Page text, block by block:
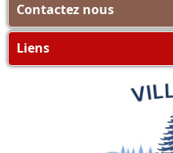
Contactez nous
Liens